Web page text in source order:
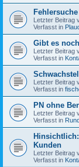
Letzter Beitrag
Verfasst in
Gibt es
Letzter Beitrag
Verfasst in
Letzter Beitrag
Verfasst in
PN ohne
Letzter Beitrag
Verfasst in
Kunden
Letzter Beitrag
Verfasst in